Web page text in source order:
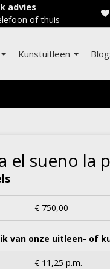
advies
of thuis
Kunstuitleen
el sueno la
€ 750,00
van onze uitleen- of
€ 11,25 p.m.